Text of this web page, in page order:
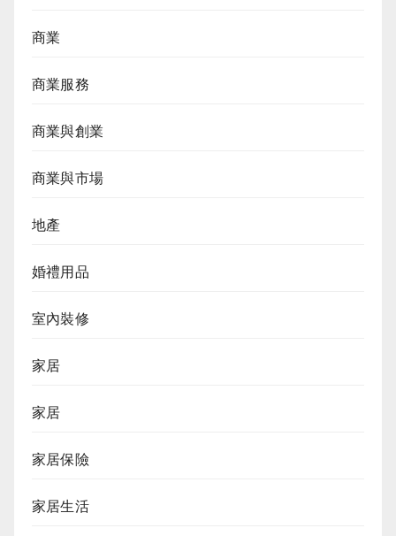
商業
商業服務
商業與創業
商業與市場
地產
婚禮用品
室內裝修
家居
家居
家居保險
家居生活